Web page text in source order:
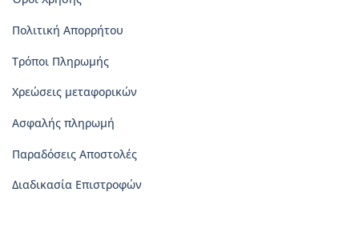
Πολιτική Απορρήτου
Τρόποι Πληρωμής
Χρεώσεις μεταφορικών
Ασφαλής πληρωμή
Παραδόσεις Αποστολές
Διαδικασία Επιστροφών